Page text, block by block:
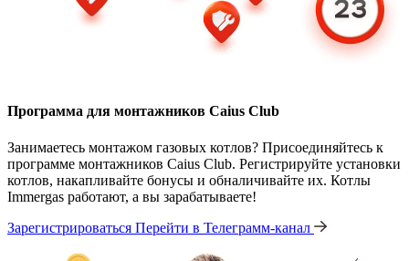
Программа для монтажников Caius Club
Занимаетесь монтажом газовых котлов? Присоединяйтесь к
программе монтажников Caius Club. Регистрируйте установки
котлов, накапливайте бонусы и обналичивайте их. Котлы
Immergas работают, а вы зарабатываете!
Зарегистрироваться Перейти в Телеграмм-канал